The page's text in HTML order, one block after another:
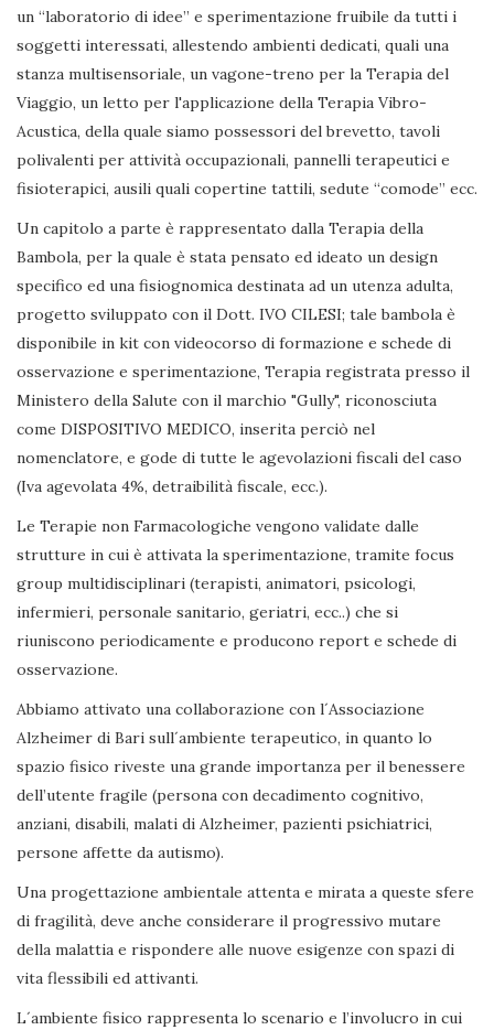
un “laboratorio di idee” e sperimentazione fruibile da tutti i
soggetti interessati, allestendo ambienti dedicati, quali una
stanza multisensoriale, un vagone-treno per la Terapia del
Viaggio, un letto per l'applicazione della Terapia Vibro-
Acustica, della quale siamo possessori del brevetto, tavoli
polivalenti per attività occupazionali, pannelli terapeutici e
fisioterapici, ausili quali copertine tattili, sedute “comode” ecc.
Un capitolo a parte è rappresentato dalla Terapia della
Bambola, per la quale è stata pensato ed ideato un design
specifico ed una fisiognomica destinata ad un utenza adulta,
progetto sviluppato con il Dott. IVO CILESI; tale bambola è
disponibile in kit con videocorso di formazione e schede di
osservazione e sperimentazione, Terapia registrata presso il
Ministero della Salute con il marchio "Gully", riconosciuta
come DISPOSITIVO MEDICO, inserita perciò nel
nomenclatore, e gode di tutte le agevolazioni fiscali del caso
(Iva agevolata 4%, detraibilità fiscale, ecc.).
Le Terapie non Farmacologiche vengono validate dalle
strutture in cui è attivata la sperimentazione, tramite focus
group multidisciplinari (terapisti, animatori, psicologi,
infermieri, personale sanitario, geriatri, ecc..) che si
riuniscono periodicamente e producono report e schede di
osservazione.
Abbiamo attivato una collaborazione con l´Associazione
Alzheimer di Bari sull´ambiente terapeutico, in quanto lo
spazio fisico riveste una grande importanza per il benessere
dell’utente fragile (persona con decadimento cognitivo,
anziani, disabili, malati di Alzheimer, pazienti psichiatrici,
persone affette da autismo).
Una progettazione ambientale attenta e mirata a queste sfere
di fragilità, deve anche considerare il progressivo mutare
della malattia e rispondere alle nuove esigenze con spazi di
vita flessibili ed attivanti.
L´ambiente fisico rappresenta lo scenario e l’involucro in cui